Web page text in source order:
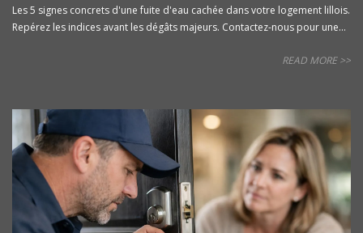
Les 5 signes concrets d'une fuite d'eau cachée dans votre logement lillois.
Repérez les indices avant les dégâts majeurs. Contactez-nous pour une...
READ MORE >>